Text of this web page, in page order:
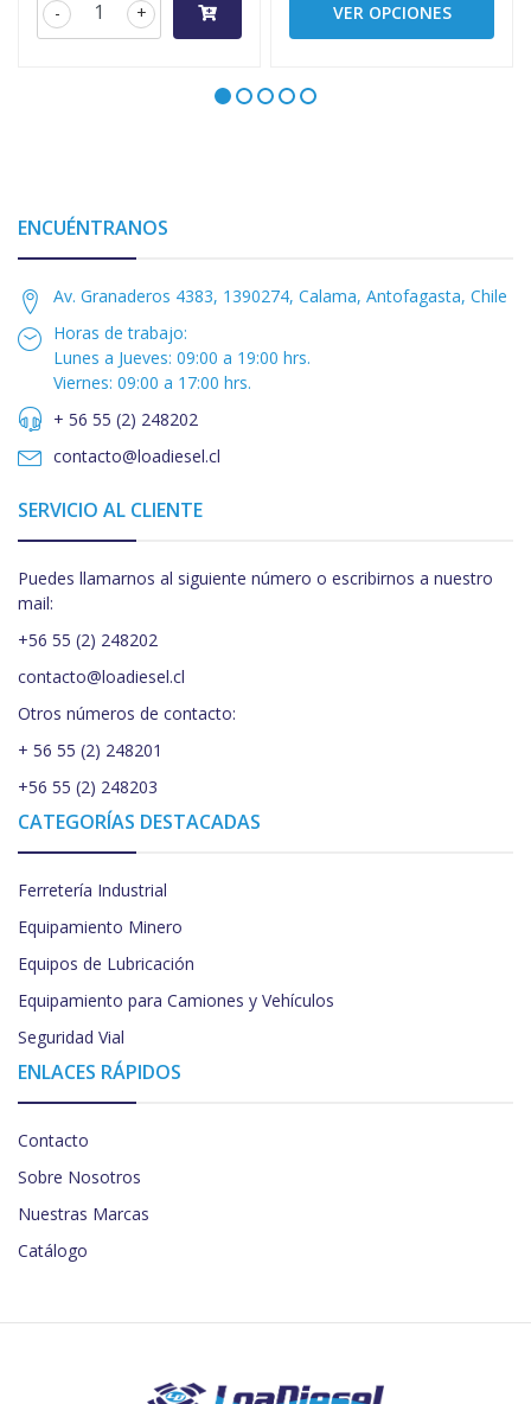
+
- VER OPCIONES
ENCUÉNTRANOS
Av. Granaderos 4383, 1390274, Calama, Antofagasta, Chile
Horas de trabajo:
Lunes a Jueves: 09:00 a 19:00 hrs.
Viernes: 09:00 a 17:00 hrs.
+ 56 55 (2) 248202
contacto@loadiesel.cl
SERVICIO AL CLIENTE
Puedes llamarnos al siguiente número o escribirnos a nuestro
mail:
+56 55 (2) 248202
contacto@loadiesel.cl
Otros números de contacto:
+ 56 55 (2) 248201
+56 55 (2) 248203
CATEGORÍAS DESTACADAS
Ferretería Industrial
Equipamiento Minero
Equipos de Lubricación
Equipamiento para Camiones y Vehículos
Seguridad Vial
ENLACES RÁPIDOS
Contacto
Sobre Nosotros
Nuestras Marcas
Catálogo